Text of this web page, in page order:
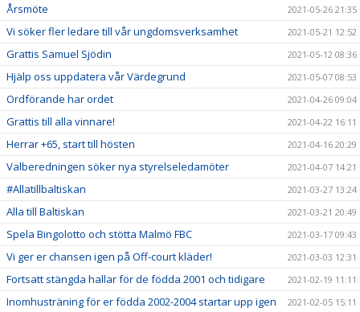
Årsmöte 2021-05-26 21:35
Vi söker fler ledare till vår ungdomsverksamhet 2021-05-21 12:52
Grattis Samuel Sjödin 2021-05-12 08:36
Hjälp oss uppdatera vår Värdegrund 2021-05-07 08:53
Ordförande har ordet 2021-04-26 09:04
Grattis till alla vinnare! 2021-04-22 16:11
Herrar +65, start till hösten 2021-04-16 20:29
Valberedningen söker nya styrelseledamöter 2021-04-07 14:21
#Allatillbaltiskan 2021-03-27 13:24
Alla till Baltiskan 2021-03-21 20:49
Spela Bingolotto och stötta Malmö FBC 2021-03-17 09:43
Vi ger er chansen igen på Off-court kläder! 2021-03-03 12:31
Fortsatt stängda hallar för de födda 2001 och tidigare 2021-02-19 11:11
Inomhusträning för er födda 2002-2004 startar upp igen 2021-02-05 15:11